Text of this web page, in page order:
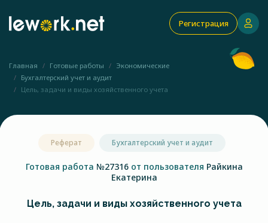
Регистрация
Главная Готовые работы
Экономические
Бухгалтерский учет и аудит
Цель, задачи и виды хозяйственного учета
Реферат Бухгалтерский учет и аудит
Готовая работа №27316 от пользователя Райкина
Екатерина
Цель, задачи и виды хозяйственного учета